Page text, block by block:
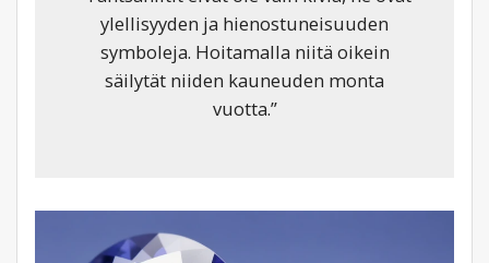
ylellisyyden ja hienostuneisuuden
symboleja. Hoitamalla niitä oikein
säilytät niiden kauneuden monta
vuotta.”